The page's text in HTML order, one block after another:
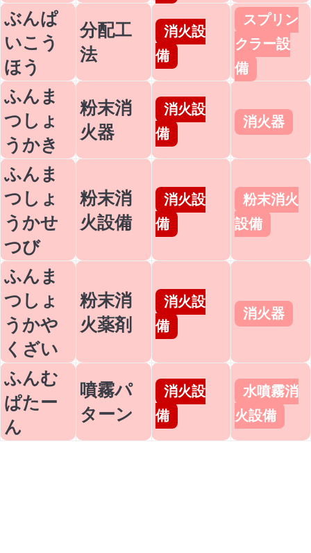
ぶんぱ
いこう
ほう
分配工
法
消火設
備
スプリン
クラー設
備
ふんま
つしょ
うかき
粉末消
火器
消火設
備
消火器
ふんま
つしょ
うかせ
つび
粉末消
火設備
消火設
備
粉末消火
設備
ふんま
つしょ
うかや
くざい
粉末消
火薬剤
消火設
備
消火器
ふんむ
ぱたー
ん
噴霧パ
ターン
消火設
備
水噴霧消
火設備